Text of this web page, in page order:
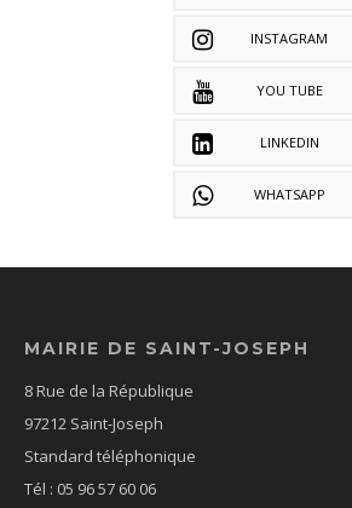
INSTAGRAM
YOU TUBE
LINKEDIN
WHATSAPP
MAIRIE DE SAINT-JOSEPH
8 Rue de la République
97212 Saint-Joseph
Standard téléphonique
Tél : 05 96 57 60 06